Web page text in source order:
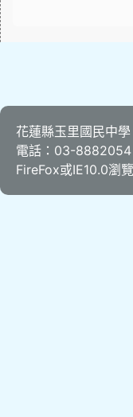
花蓮縣玉里國民中
電話：03-
FireFox或IE10.0瀏